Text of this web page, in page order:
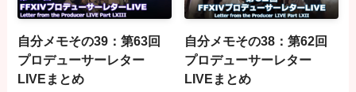
自分メモその39：第63回
プロデューサーレター
LIVEまとめ
自分メモその38：第62回
プロデューサーレター
LIVEまとめ